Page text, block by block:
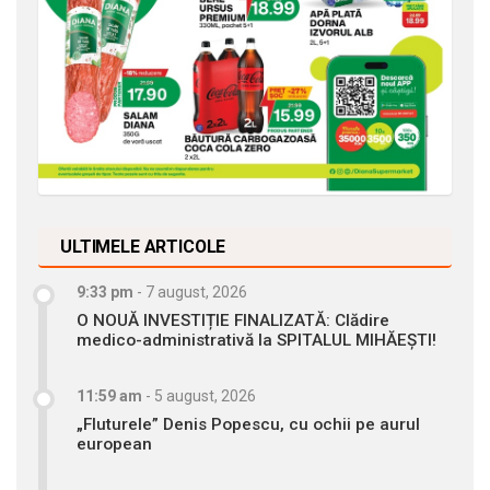
ULTIMELE ARTICOLE
9:33 pm - 7 august, 2026
O NOUĂ INVESTIȚIE FINALIZATĂ: Clădire
medico-administrativă la SPITALUL MIHĂEȘTI!
11:59 am - 5 august, 2026
„Fluturele” Denis Popescu, cu ochii pe aurul
european